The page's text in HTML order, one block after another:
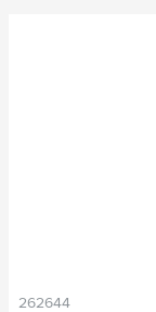
262644